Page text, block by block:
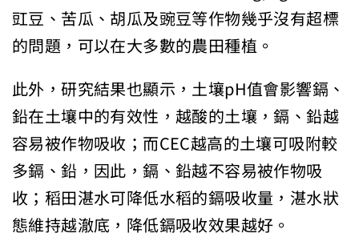
豇豆、苦瓜、胡瓜及豌豆等作物幾乎沒有超標
的問題，可以在大多數的農田種植。
此外，研究結果也顯示，土壤pH值會影響鎘、
鉛在土壤中的有效性，越酸的土壤，鎘、鉛越
容易被作物吸收；而CEC越高的土壤可吸附較
多鎘、鉛，因此，鎘、鉛越不容易被作物吸
收；稻田湛水可降低水稻的鎘吸收量，湛水狀
態維持越澈底，降低鎘吸收效果越好。